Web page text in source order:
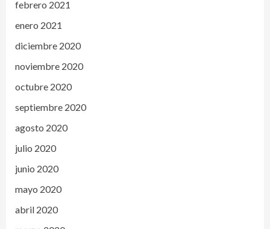
febrero 2021
enero 2021
diciembre 2020
noviembre 2020
octubre 2020
septiembre 2020
agosto 2020
julio 2020
junio 2020
mayo 2020
abril 2020